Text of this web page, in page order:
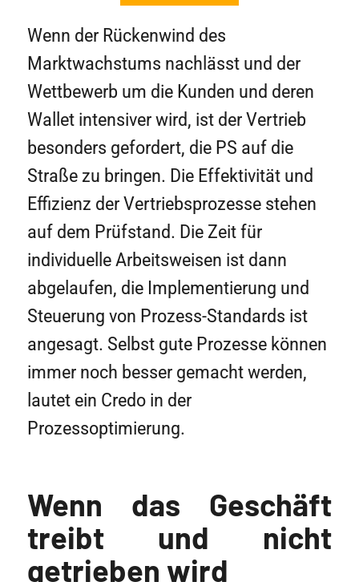
Wenn der Rückenwind des
Marktwachstums nachlässt und der
Wettbewerb um die Kunden und deren
Wallet intensiver wird, ist der Vertrieb
besonders gefordert, die PS auf die
Straße zu bringen. Die Effektivität und
Effizienz der Vertriebsprozesse stehen
auf dem Prüfstand. Die Zeit für
individuelle Arbeitsweisen ist dann
abgelaufen, die Implementierung und
Steuerung von Prozess-Standards ist
angesagt. Selbst gute Prozesse können
immer noch besser gemacht werden,
lautet ein Credo in der
Prozessoptimierung.
Wenn das Geschäft
treibt und nicht
getrieben wird